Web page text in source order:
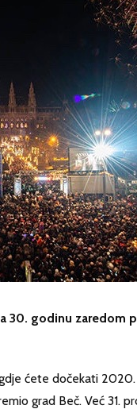
30. godinu zaredom
ćete dočekati
grad Beč. Već 31.